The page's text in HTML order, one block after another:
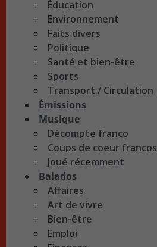
Éducation
Environnement
Faits divers
Politique
Santé et bien-être
Sports
Transport / Circulation
Émissions
Musique
Décompte franco
Coups de coeur francos
Joué récemment
Balados
Affaires
Art de vivre
Bien-être
Emploi